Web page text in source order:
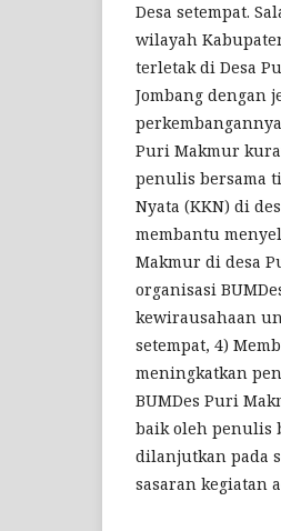
Desa setempat.
wilayah
terletak di Desa
Jombang dengan
Puri Makmur
penulis bersama
Nyata (KKN) di
membantu
Makmur di desa
organisasi
kewirausahaan
setempat, 4)
meningkatkan
BUMDes Puri
baik oleh penulis
dilanjutkan pada
sasaran kegiatan